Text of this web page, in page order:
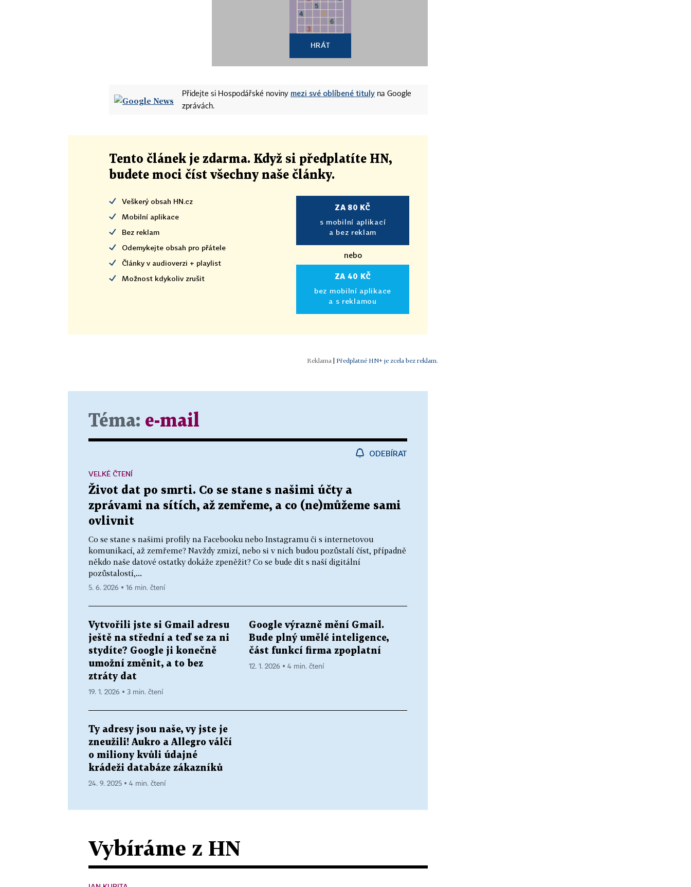
HRÁT
Přidejte si Hospodářské noviny mezi své oblíbené tituly na Google
zprávách.
Tento článek je zdarma. Když si předplatíte HN,
budete moci číst všechny naše články.
Veškerý obsah HN.cz
Mobilní aplikace
Bez reklam
Odemykejte obsah pro přátele
Články v audioverzi + playlist
Možnost kdykoliv zrušit
ZA 80 KČ
s mobilní aplikací
a bez reklam
nebo
ZA 40 KČ
bez mobilní aplikace
a s reklamou
| Předplatné HN+ je zcela bez reklam.
Téma: e-mail
ODEBÍRAT
Život dat po smrti. Co se stane s našimi účty a
zprávami na sítích, až zemřeme, a co (ne)můžeme sami
ovlivnit
Co se stane s našimi profily na Facebooku nebo Instagramu či s internetovou
komunikací, až zemřeme? Navždy zmizí, nebo si v nich budou pozůstalí číst, případně
někdo naše datové ostatky dokáže zpeněžit? Co se bude dít s naší digitální
pozůstalostí,...
VELKÉ ČTENÍ
5. 6. 2026 ▪ 16 min. čtení
Vytvořili jste si Gmail adresu
ještě na střední a teď se za ni
stydíte? Google ji konečně
umožní změnit, a to bez
ztráty dat
19. 1. 2026 ▪ 3 min. čtení
Google výrazně mění Gmail.
Bude plný umělé inteligence,
část funkcí firma zpoplatní
12. 1. 2026 ▪ 4 min. čtení
Ty adresy jsou naše, vy jste je
zneužili! Aukro a Allegro válčí
o miliony kvůli údajné
krádeži databáze zákazníků
24. 9. 2025 ▪ 4 min. čtení
Vybíráme z HN